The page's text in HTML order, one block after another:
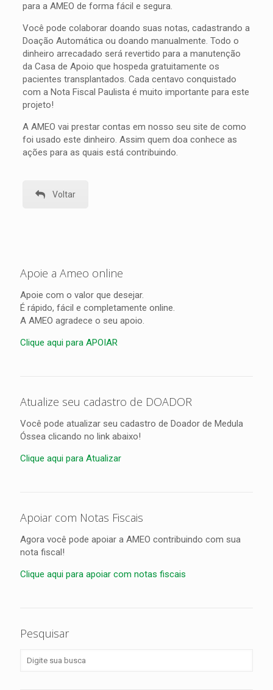
para a AMEO de forma fácil e segura.
Você pode colaborar doando suas notas, cadastrando a
Doação Automática ou doando manualmente. Todo o
dinheiro arrecadado será revertido para a manutenção
da Casa de Apoio que hospeda gratuitamente os
pacientes transplantados. Cada centavo conquistado
com a Nota Fiscal Paulista é muito importante para este
projeto!
A AMEO vai prestar contas em nosso seu site de como
foi usado este dinheiro. Assim quem doa conhece as
ações para as quais está contribuindo.
Voltar
Apoie a Ameo online
Apoie com o valor que desejar.
É rápido, fácil e completamente online.
A AMEO agradece o seu apoio.
Clique aqui para APOIAR
Atualize seu cadastro de DOADOR
Você pode atualizar seu cadastro de Doador de Medula
Óssea clicando no link abaixo!
Clique aqui para Atualizar
Apoiar com Notas Fiscais
Agora você pode apoiar a AMEO contribuindo com sua
nota fiscal!
Clique aqui para apoiar com notas fiscais
Pesquisar